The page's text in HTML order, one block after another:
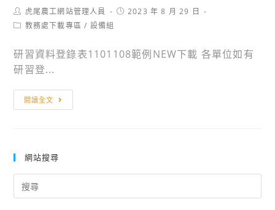
Post
author:
虎尾農工網站管理人員
Post2023 年 8 月 29 日
Post教務處下載專區 / 設備組
研習資料登錄表1101108範例NEW下載 各單位如有
研習登...
閱讀全文
習
錄
網站搜尋
for: